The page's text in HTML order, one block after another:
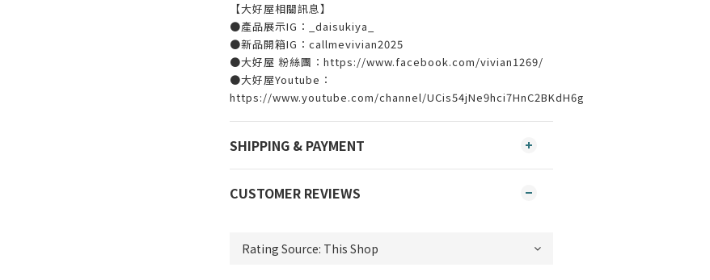
【大好屋相關訊息】
●產品展示IG：_daisukiya_
●新品開箱IG：callmevivian2025
●大好屋 粉絲團：https://www.facebook.com/vivian1269/
●大好屋Youtube：
https://www.youtube.com/channel/UCis54jNe9hci7HnC2BKdH6g
SHIPPING & PAYMENT
CUSTOMER REVIEWS